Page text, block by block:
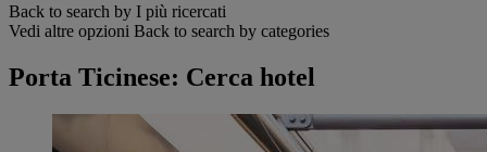
Back to search by I più ricercati
Vedi altre opzioni Back to search by categories
Porta Ticinese: Cerca hotel